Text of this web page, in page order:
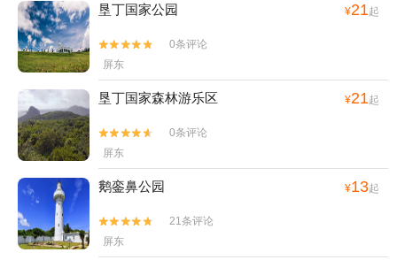
垦丁国家公园 ¥21起


0条评论
屏东
垦丁国家森林游乐区 ¥21起


0条评论
屏东
鹅銮鼻公园 ¥13起


21条评论
屏东